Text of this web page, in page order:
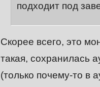
подходит под
Скорее всего, это
такая, сохранилась
(только почему-то в